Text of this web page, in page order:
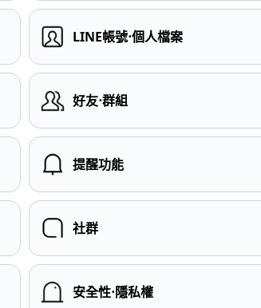
LINE帳號⋅個人檔案
好友⋅群組
提醒功能
社群
安全性⋅隱私權